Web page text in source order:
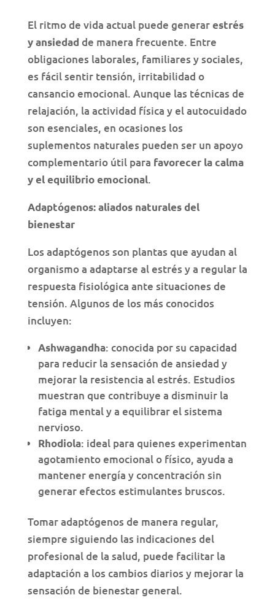
El ritmo de vida actual puede generarestrés
y ansiedad de manera frecuente. Entre
obligaciones laborales, familiares y sociales,
es fácil sentir tensión, irritabilidad o
cansancio emocional. Aunque las técnicas de
relajación, la actividad física y el autocuidado
son esenciales, en ocasiones los
suplementos naturales pueden ser un apoyo
complementario útil para favorecer la calma
y el equilibrio emocional.
Adaptógenos: aliados naturales del
bienestar
Los adaptógenos son plantas que ayudan al
organismo a adaptarse al estrés y a regular la
respuesta fisiológica ante situaciones de
tensión. Algunos de los más conocidos
incluyen:
Ashwagandha: conocida por su capacidad
para reducir la sensación de ansiedad y
mejorar la resistencia al estrés. Estudios
muestran que contribuye a disminuir la
fatiga mental y a equilibrar el sistema
nervioso.
Rhodiola: ideal para quienes experimentan
agotamiento emocional o físico, ayuda a
mantener energía y concentración sin
generar efectos estimulantes bruscos.
Tomar adaptógenos de manera regular,
siempre siguiendo las indicaciones del
profesional de la salud, puede facilitar la
adaptación a los cambios diarios y mejorar la
sensación de bienestar general.